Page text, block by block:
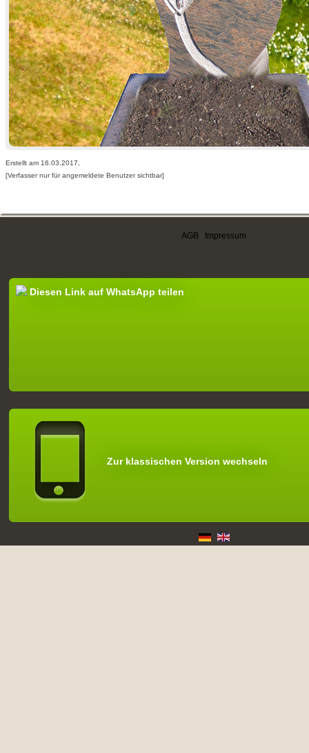
Erstellt am 16.03.2017,
[Verfasser nur für angemeldete Benutzer sichtbar]
AGB Impressum
Diesen Link auf WhatsApp teilen
Zur klassischen Version wechseln